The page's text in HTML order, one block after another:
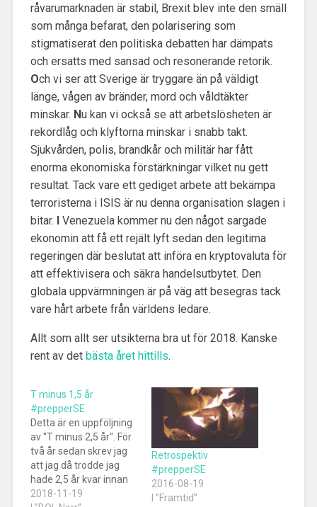
råvarumarknaden är stabil, Brexit blev inte den smäll
som många befarat, den polarisering som
stigmatiserat den politiska debatten har dämpats
och ersatts med sansad och resonerande retorik.
Och vi ser att Sverige är tryggare än på väldigt
länge, vågen av bränder, mord och våldtäkter
minskar. Nu kan vi också se att arbetslösheten är
rekordlåg och klyftorna minskar i snabb takt.
Sjukvården, polis, brandkår och militär har fått
enorma ekonomiska förstärkningar vilket nu gett
resultat. Tack vare ett gediget arbete att bekämpa
terroristerna i ISIS är nu denna organisation slagen i
bitar. IVenezuela kommer nu den något sargade
ekonomin att få ett rejält lyft sedan den legitima
regeringen där beslutat att införa en kryptovaluta för
att effektivisera och säkra handelsutbytet. Den
globala uppvärmningen är på väg att besegras tack
vare hårt arbete från världens ledare.
Allt som allt ser utsikterna bra ut för 2018. Kanske
rent av det bästa året hittills.
T minus 1,5 år
#prepperSE
Detta är en uppföljning
av "T minus 2,5 år". För
två år sedan skrev jag
att jag då trodde jag
hade 2,5 år kvar innan
jag kunde sjösätta min
2018-11-19
Retrospektiv
#prepperSE
2016-08-19
I ”Framtid”